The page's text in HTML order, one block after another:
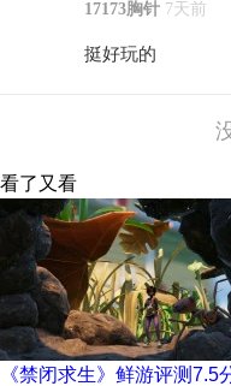
17173胸针 7天前
挺好玩的
看了又看
《禁闭求生》鲜游评测7.5